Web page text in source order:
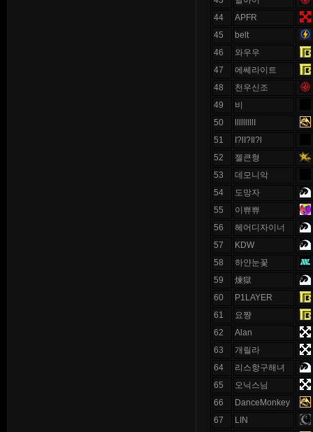
44
APFR
45
belt
46
와우우
47
에쎄라이트
48
천우신조
49
비
50
51
I?lI?Il?l
52
젤큰형
53
데모니악
54
도망자
55
이쀼쀼
56
헤어디자이너
57
KDW
58
하얀눈꽃
59
煉獄
60
P1LAYER
61
요쨩
62
Alan
63
개릴라
64
리스항구해녀
65
오닉스님
66
DanceMonkey
67
LIN